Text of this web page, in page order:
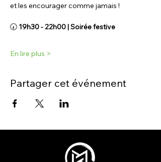
et les encourager comme jamais !
🕢 19h30 - 22h00 | Soirée festive
En lire plus >
Partager cet événement